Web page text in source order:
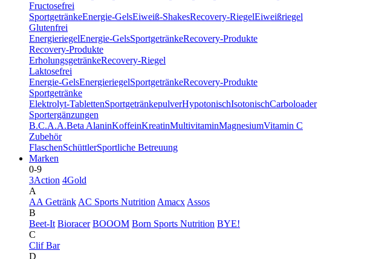
Fructosefrei
SportgetränkeEnergie-GelsEiweiß-ShakesRecovery-RiegelEiweißriegel
Glutenfrei
EnergieriegelEnergie-GelsSportgetränkeRecovery-Produkte
Recovery-Produkte
ErholungsgetränkeRecovery-Riegel
Laktosefrei
Energie-GelsEnergieriegelSportgetränkeRecovery-Produkte
Sportgetränke
Elektrolyt-TablettenSportgetränkepulverHypotonischIsotonischCarboloader
Sportergänzungen
B.C.A.A.Beta AlaninKoffeinKreatinMultivitaminMagnesiumVitamin C
Zubehör
FlaschenSchüttlerSportliche Betreuung
Marken
0-9
3Action 4Gold
A
AA Getränk AC Sports Nutrition Amacx Assos
B
Beet-It Bioracer BOOOM Born Sports Nutrition BYE!
C
Clif Bar
D